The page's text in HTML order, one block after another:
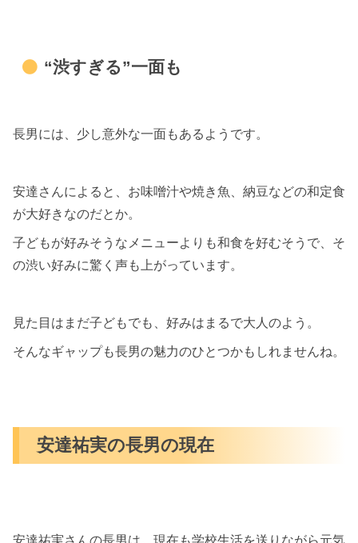
“渋すぎる”一面も
長男には、少し意外な一面もあるようです。
安達さんによると、お味噌汁や焼き魚、納豆などの和定食
が大好きなのだとか。
子どもが好みそうなメニューよりも和食を好むそうで、そ
の渋い好みに驚く声も上がっています。
見た目はまだ子どもでも、好みはまるで大人のよう。
そんなギャップも長男の魅力のひとつかもしれませんね。
安達祐実の長男の現在
安達祐実さんの長男は、現在も学校生活を送りながら元気